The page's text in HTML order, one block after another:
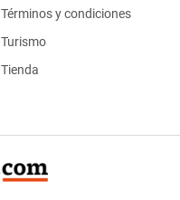
Términos y condiciones
Turismo
Tienda